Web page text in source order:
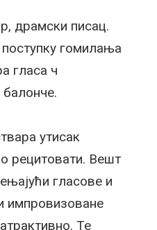
драмски писац.
гомилања
гласа ч
балонче.
утисак
рецитовати. Вешт
гласове и
импровизоване
Те